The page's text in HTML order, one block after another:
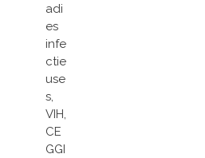
adi
es
infe
ctie
use
s,
VIH,
CE
GGI